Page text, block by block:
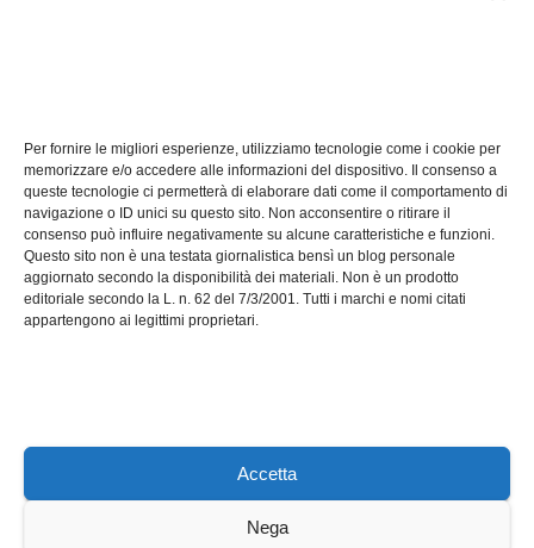
Per fornire le migliori esperienze, utilizziamo tecnologie come i cookie per
memorizzare e/o accedere alle informazioni del dispositivo. Il consenso a
queste tecnologie ci permetterà di elaborare dati come il comportamento di
navigazione o ID unici su questo sito. Non acconsentire o ritirare il
consenso può influire negativamente su alcune caratteristiche e funzioni.
Questo sito non è una testata giornalistica bensì un blog personale
aggiornato secondo la disponibilità dei materiali. Non è un prodotto
editoriale secondo la L. n. 62 del 7/3/2001. Tutti i marchi e nomi citati
appartengono ai legittimi proprietari.
Accetta
Nega
Software manutenzioni:
guida pratica alla scelta
efficace
LUG 17, 2026 ADMIN
Axeleroacademy.it